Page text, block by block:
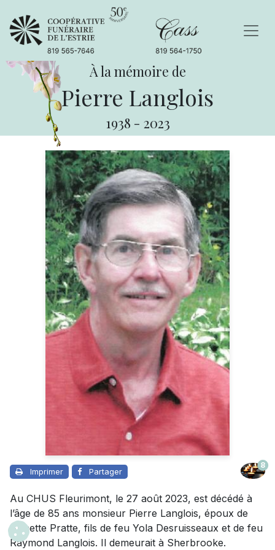
À la mémoire de
Pierre Langlois
1938 - 2023
Imprimer Partager
8
Au CHUS Fleurimont, le 27 août 2023, est décédé à
l’âge de 85 ans monsieur Pierre Langlois, époux de
Annette Pratte, fils de feu Yola Desruisseaux et de feu
Raymond Langlois. Il demeurait à Sherbrooke.